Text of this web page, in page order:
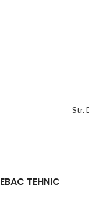
Str.
EBAC TEHNIC